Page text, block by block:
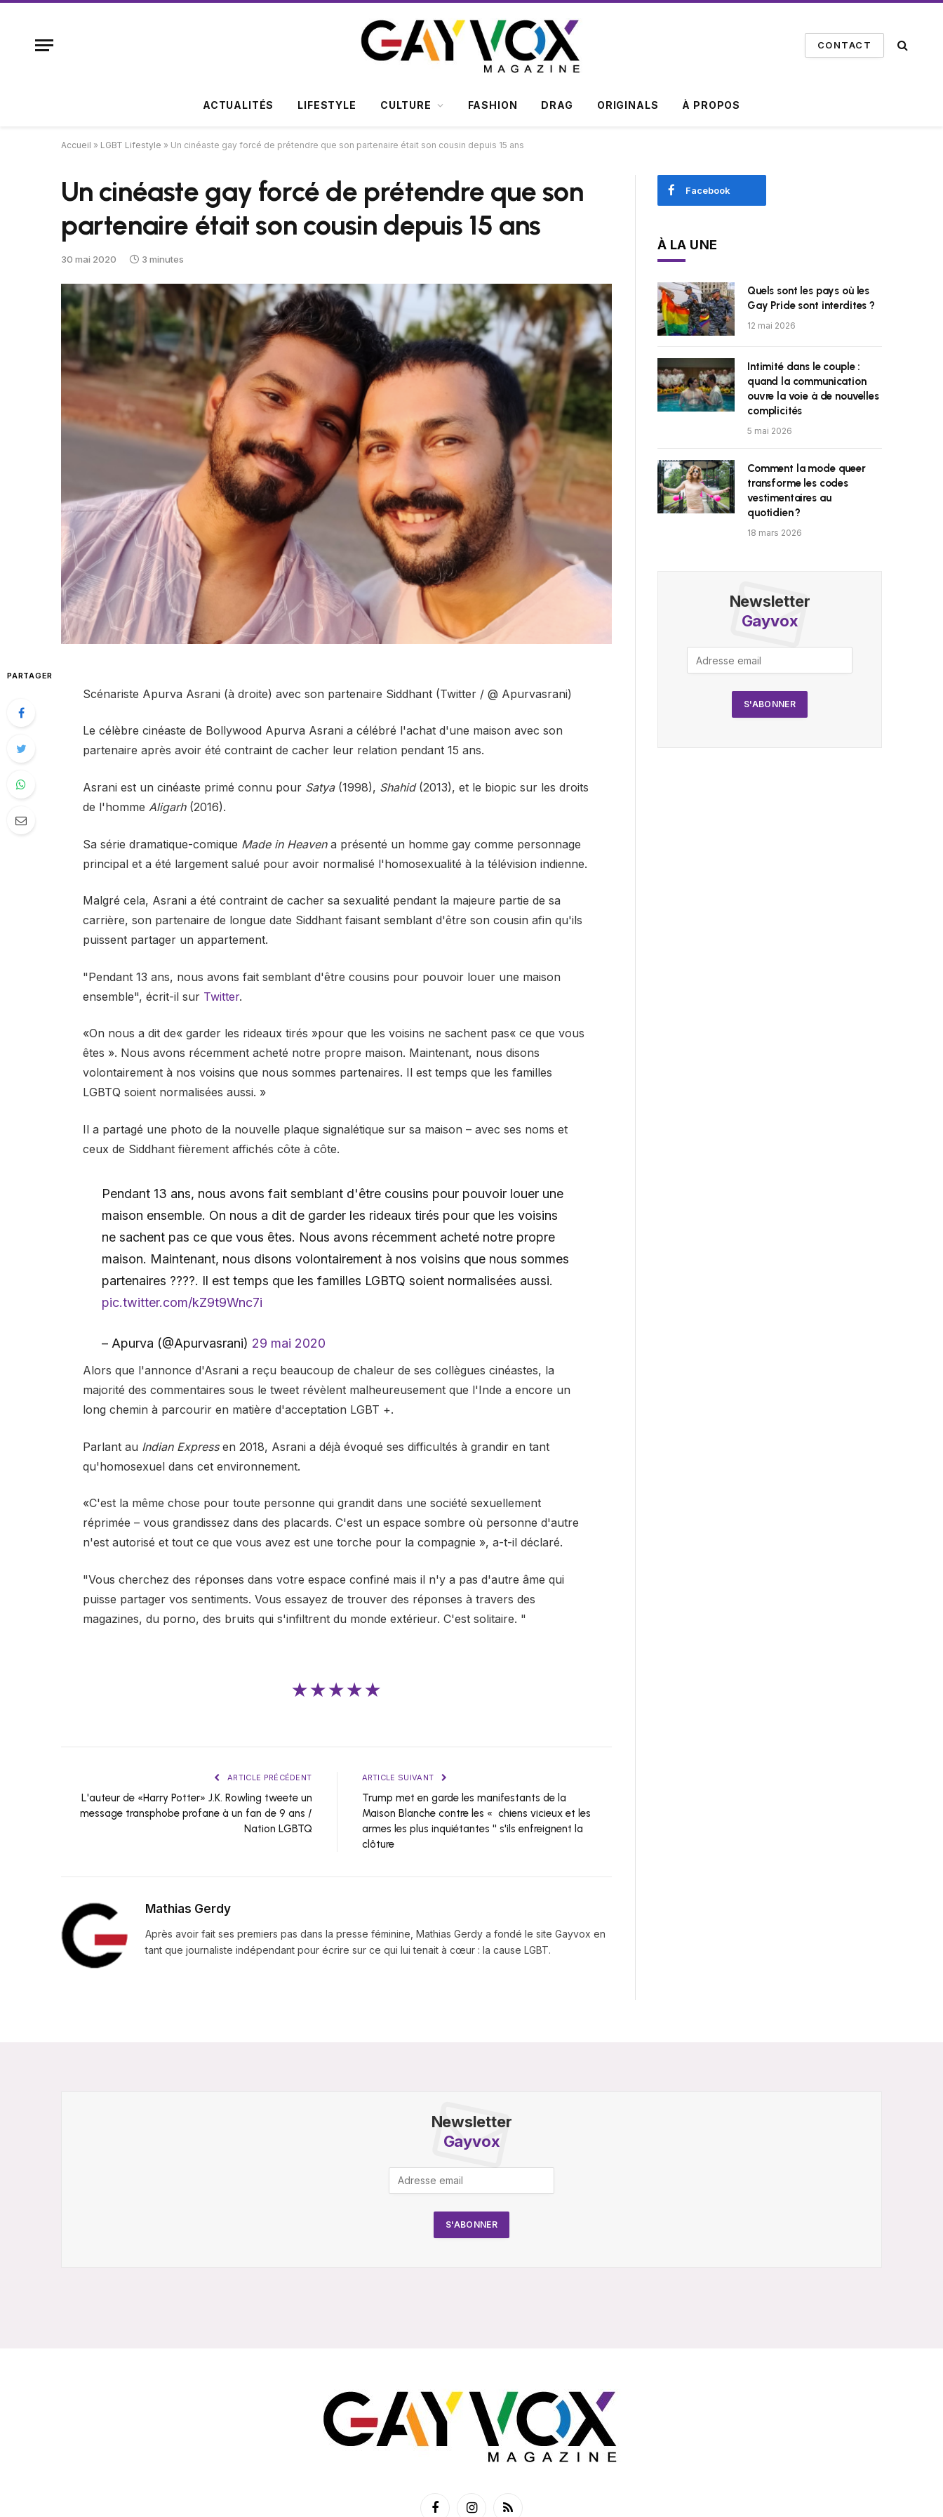
CONTACT
ACTUALITÉS LIFESTYLE CULTURE FASHION DRAG ORIGINALS À PROPOS
Accueil » LGBT Lifestyle » Un cinéaste gay forcé de prétendre que son partenaire était son cousin depuis 15 ans
Un cinéaste gay forcé de prétendre que son
partenaire était son cousin depuis 15 ans
30 mai 2020 3 minutes
PARTAGER
Scénariste Apurva Asrani (à droite) avec son partenaire Siddhant (Twitter / @ Apurvasrani)
Le célèbre cinéaste de Bollywood Apurva Asrani a célébré l'achat d'une maison avec son
partenaire après avoir été contraint de cacher leur relation pendant 15 ans.
Asrani est un cinéaste primé connu pour Satya(1998), Shahid(2013), et le biopic sur les droits
de l'homme Aligarh(2016).
Sa série dramatique-comique Made in Heaven a présenté un homme gay comme personnage
principal et a été largement salué pour avoir normalisé l'homosexualité à la télévision indienne.
Malgré cela, Asrani a été contraint de cacher sa sexualité pendant la majeure partie de sa
carrière, son partenaire de longue date Siddhant faisant semblant d'être son cousin afin qu'ils
puissent partager un appartement.
"Pendant 13 ans, nous avons fait semblant d'être cousins ​​pour pouvoir louer une maison
ensemble", écrit-il sur Twitter.
«On nous a dit de« garder les rideaux tirés »pour que les voisins ne sachent pas« ce que vous
êtes ». Nous avons récemment acheté notre propre maison. Maintenant, nous disons
volontairement à nos voisins que nous sommes partenaires. Il est temps que les familles
LGBTQ soient normalisées aussi. »
Il a partagé une photo de la nouvelle plaque signalétique sur sa maison – avec ses noms et
ceux de Siddhant fièrement affichés côte à côte.
Pendant 13 ans, nous avons fait semblant d'être cousins ​​pour pouvoir louer une
maison ensemble. On nous a dit de garder les rideaux tirés pour que les voisins
ne sachent pas ce que vous êtes. Nous avons récemment acheté notre propre
maison. Maintenant, nous disons volontairement à nos voisins que nous sommes
partenaires ????. Il est temps que les familles LGBTQ soient normalisées aussi.
pic.twitter.com/kZ9t9Wnc7i
– Apurva (@Apurvasrani) 29 mai 2020
Alors que l'annonce d'Asrani a reçu beaucoup de chaleur de ses collègues cinéastes, la
majorité des commentaires sous le tweet révèlent malheureusement que l'Inde a encore un
long chemin à parcourir en matière d'acceptation LGBT +.
Parlant au Indian Expressen 2018, Asrani a déjà évoqué ses difficultés à grandir en tant
qu'homosexuel dans cet environnement.
«C'est la même chose pour toute personne qui grandit dans une société sexuellement
réprimée – vous grandissez dans des placards. C'est un espace sombre où personne d'autre
n'est autorisé et tout ce que vous avez est une torche pour la compagnie », a-t-il déclaré.
"Vous cherchez des réponses dans votre espace confiné mais il n'y a pas d'autre âme qui
puisse partager vos sentiments. Vous essayez de trouver des réponses à travers des
magazines, du porno, des bruits qui s'infiltrent du monde extérieur. C'est solitaire. "
★★★★★
ARTICLE PRÉCÉDENT
L'auteur de «Harry Potter» J.K. Rowling tweete un
message transphobe profane à un fan de 9 ans /
Nation LGBTQ
ARTICLE SUIVANT
Trump met en garde les manifestants de la
Maison Blanche contre les « chiens vicieux et les
armes les plus inquiétantes '' s'ils enfreignent la
clôture
Mathias Gerdy
Après avoir fait ses premiers pas dans la presse féminine, Mathias Gerdy a fondé le site Gayvox en
tant que journaliste indépendant pour écrire sur ce qui lui tenait à cœur : la cause LGBT.
Facebook
À LA UNE
Quels sont les pays où les
Gay Pride sont interdites ?
12 mai 2026
Intimité dans le couple :
quand la communication
ouvre la voie à de nouvelles
complicités
5 mai 2026
Comment la mode queer
transforme les codes
vestimentaires au
quotidien ?
18 mars 2026
Newsletter
Gayvox
Newsletter
Gayvox
FacebookInstagramRSS